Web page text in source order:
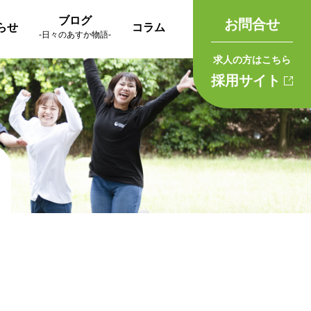
せ
ブログ
-日々のあすか物語-
コラム お問合せ
求人の方はこちら
採用サイト